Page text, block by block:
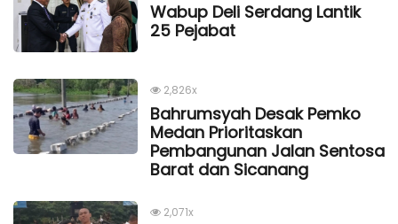
Wabup Deli Serdang Lantik
25 Pejabat
2,826x
Bahrumsyah Desak Pemko
Medan Prioritaskan
Pembangunan Jalan Sentosa
Barat dan Sicanang
2,071x